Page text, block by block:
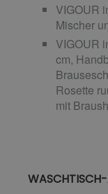
VIGOUR
Mischer
VIGOUR
cm,
Rosette
mit